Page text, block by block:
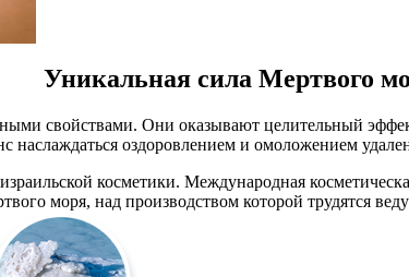
Уникальная сила Мертвого
свойствами. Они оказывают целительный
оздоровлением и омоложением
косметики. Международная
моря, над производством которой трудятся